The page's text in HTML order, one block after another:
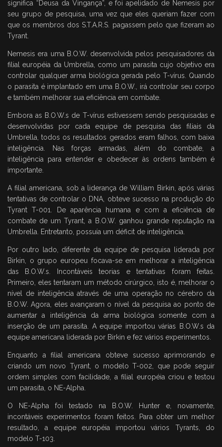
significa “Deusa da Vingança”, e foi apelidado de Nemesis por
seu grupo de pesquisa, uma vez que eles queriam fazer com
que os membros dos S.T.A.R.S. pagassem pelo que fizeram ao
Tyrant.
Nemesis era uma B.O.W. desenvolvida pelos pesquisadores da
filial européia da Umbrella, como um parasita cujo objetivo era
controlar qualquer arma biológica gerada pelo T-vírus. Quando
o parasita é implantado em uma B.O.W., irá controlar seu corpo
e também melhorar sua eficiência em combate.
Embora as B.O.W.s de T-vírus estivessem sendo pesquisadas e
desenvolvidas por cada equipe de pesquisa das filiais da
Umbrella, todos os resultados gerados eram falhos, com baixa
inteligência. Nas forças armadas, além do combate, a
inteligência para entender e obedecer às ordens também é
importante.
A filial americana, sob a liderança de William Birkin, após várias
tentativas de controlar o DNA, obteve sucesso na produção do
Tyrant T-001. De aparência humana e com a eficiência de
combate de um Tyrant, a B.O.W. ganhou grande reputação na
Umbrella. Entretanto, possuía um déficit de inteligência.
Por outro lado, diferente da equipe de pesquisa liderada por
Birkin, o grupo europeu focava-se em melhorar a inteligência
das B.O.W.s. Incontáveis teorias e tentativas foram feitas.
Primeiro, eles tentaram um método cirúrgico, isto é, melhorar o
nível de inteligência através de uma operação no cérebro da
B.O.W. Agora, eles avançaram o nível da pesquisa ao ponto de
aumentar a inteligência da arma biológica somente com a
inserção de um parasita. A equipe importou várias B.O.W.s da
equipe americana liderada por Birkin e fez vários experimentos.
Enquanto a filial americana obteve sucesso aprimorando e
criando um novo Tyrant, o modelo T-002, que pode seguir
ordem simples com facilidade, a filial européia criou e testou
um parasita, o NE-Alpha.
O NE-Alpha foi testado na B.O.W. Hunter e, novamente,
incontáveis experimentos foram feitos. Para obter um melhor
resultado, a equipe européia importou vários Tyrants, do
modelo T-103.